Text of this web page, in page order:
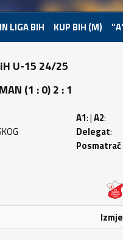
LIGA BIH KUP BIH (M)
U-15 24/25
(1 : 0) 2 : 1
A1: |A2:
Delegat: